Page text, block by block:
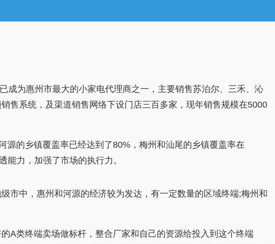
为惠州市最大的小家电代理商之一，主要销售苏泊尔、三禾、沁
售系统，及渠道销售网络下设门店三百多家，现年销售规模在5000
的乡镇覆盖率已经达到了80%，梅州和汕尾的乡镇覆盖率在
力，加强了市场的执行力。
中，惠州和河源的经济较为发达，有一定数量的区域终端;梅州和
类终端卖场做标杆，整合厂家和自己的资源给投入到这个终端